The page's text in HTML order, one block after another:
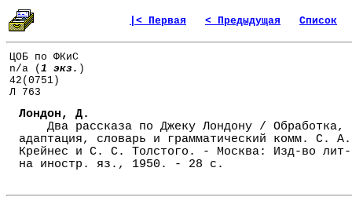
|< Первая < Предыдущая Список
ЦОБ по ФКиС
n/a ( 1 экз. )
42(0751)
Л 763
Лондон, Д.
Два рассказа по Джеку Лондону / Обработка,
адаптация, словарь и грамматический комм. С. А.
Крейнес и С. С. Толстого. - Москва: Изд-во лит-
на иностр. яз., 1950. - 28 с.